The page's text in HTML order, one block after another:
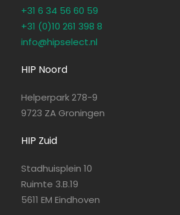
+31 6 34 56 60 59
+31 (0)10 261 398 8
info@hipselect.nl
HIP Noord
Helperpark 278-9
9723 ZA Groningen
HIP Zuid
Stadhuisplein 10
Ruimte 3.B.19
5611 EM Eindhoven